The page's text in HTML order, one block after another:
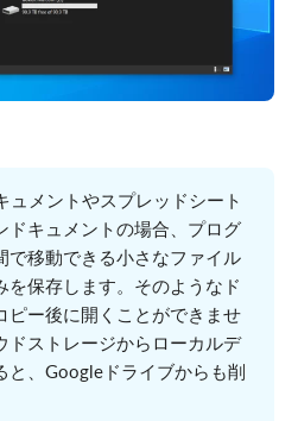
ュメントやスプレッドシート
ドキュメントの場合、プログ
で移動できる小さなファイル
を保存します。そのようなド
ピー後に開くことができませ
ドストレージからローカルデ
と、Googleドライブからも削